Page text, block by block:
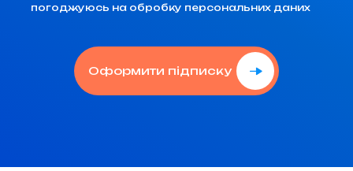
погоджуюсь на обробку персональних даних
Оформити підписку